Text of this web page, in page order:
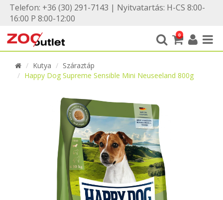
Telefon: +36 (30) 291-7143 | Nyitvatartás: H-CS 8:00-
16:00 P 8:00-12:00
0
Kutya
Száraztáp
Happy Dog Supreme Sensible Mini Neuseeland 800g